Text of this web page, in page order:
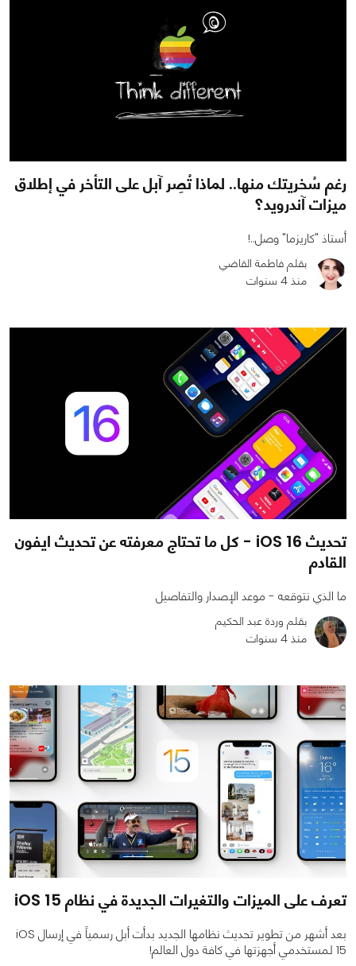
7573
رغم سُخريتك منها.. لماذا تُصِر آبل على التأخر في إطلاق
ميزات آندرويد؟
أستاذ "كاريزما" وصل..!
بقلم فاطمة القاضي
منذ 4 سنوات
0
تحديثiOS 16 ‎‏ - كل ما تحتاج معرفته عن تحديث ايفون
القادم
ما الذي نتوقعه - موعد الإصدار والتفاصيل
بقلم وردة عبد الحكيم
منذ 4 سنوات
تعرف على الميزات والتغيرات الجديدة في نظام iOS 15
بعد أشهر من تطوير تحديث نظامها الجديد بدأت أبل رسمياً في إرسال iOS
15 لمستخدمي أجهزتها في كافة دول العالم!